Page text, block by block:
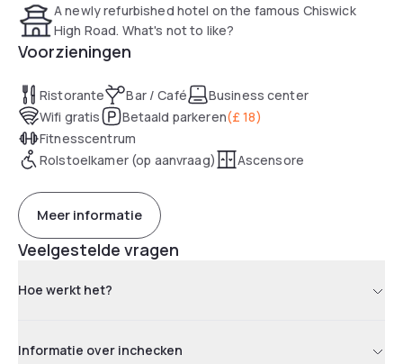
Clayton Hotel Chiswick offers free Wi-Fi in rooms and in
public areas, 24-hour room service and a fitness room with
modern cardio equipment. The Thames path is 0.8 km away
and is popular for jogging and walking. Twickenham Stadium,
the home of English rugby is 11-minutes drive away.
A newly refurbished hotel on the famous Chiswick
High Road. What's not to like?
Voorzieningen
Ristorante Bar / Café
Business center
Wifi gratis
Betaald parkeren(£ 18)
Fitnesscentrum
Rolstoelkamer (op aanvraag)
Ascensore
Meer informatie
Veelgestelde vragen
Hoe werkt het?
Informatie over inchecken